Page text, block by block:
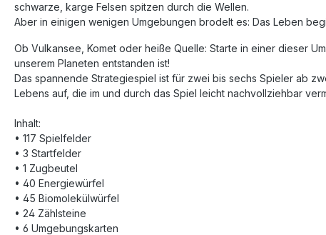
schwarze, karge Felsen spitzen durch die Wellen.
Aber in einigen wenigen Umgebungen brodelt es: Das Leben
Ob Vulkansee, Komet oder heiße Quelle: Starte in einer dieser
unserem Planeten entstanden ist!
Das spannende Strategiespiel ist für zwei bis sechs Spieler ab
Lebens auf, die im und durch das Spiel leicht nachvollziehbar
Inhalt:
• 117 Spielfelder
• 3 Startfelder
• 1 Zugbeutel
• 40 Energiewürfel
• 45 Biomolekülwürfel
• 24 Zählsteine
• 6 Umgebungskarten